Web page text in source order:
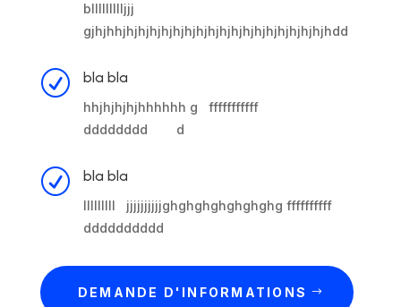
bllllllllljjj
gjhjhhjhjhjhjhjhjhjhjhjhjhjhjhjhjhjhjhjhjhdd
R bla bla
hhjhjhjhjhhhhhh g fffffffffff
dddddddd d
R bla bla
lllllllll jjjjjjjjjjghghghghghghghg ffffffffff
dddddddddd
DEMANDE D'INFORMATIONS